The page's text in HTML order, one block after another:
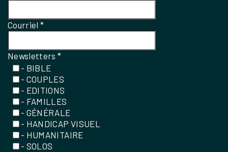
Courriel*
Newsletters*
- BIBLE
- COUPLES
- EDITIONS
- FAMILLES
- GÉNÉRALE
- HANDICAP VISUEL
- HUMANITAIRE
- SOLOS